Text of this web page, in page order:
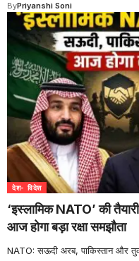
ByPriyanshi Soni
देश- विदेश
‘इस्लामिक NATO’ की
आज होगा बड़ा रक्षा समझौता
NATO: सऊदी अरब, पाकिस्तान और